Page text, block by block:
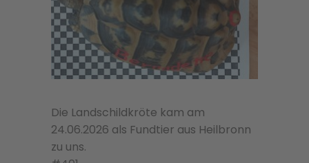
Die Landschildkröte kam am
24.06.2026 als Fundtier aus Heilbronn
zu uns.